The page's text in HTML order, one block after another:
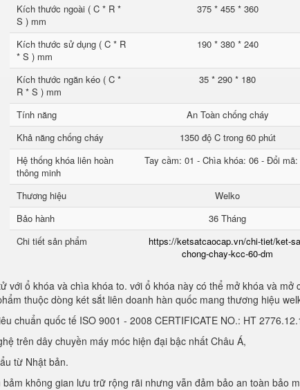
Kích thước ngoài ( C * R *
S ) mm
375 * 455 * 360
Kích thước sử dụng ( C * R
* S ) mm
190 * 380 * 240
Kích thước ngăn kéo ( C *
R * S ) mm
35 * 290 * 180
Tính năng
An Toàn chống cháy
Khả năng chống cháy
1350 độ C trong 60 phút
Hệ thống khóa liên hoàn
thông minh
Tay cầm: 01 - Chìa khóa: 06 - Đổi mã:
Thương hiệu
Welko
Bảo hành
36 Tháng
Chi tiết sản phẩm
https://ketsatcaocap.vn/chi-tiet/ket-
chong-chay-kcc-60-dm
với ổ khóa và chìa khóa to. với ổ khóa này có thể mở khóa và mở
thuộc dòng két sắt liên doanh hàn quốc mang thương hiệu
chuẩn quốc tế ISO 9001 - 2008 CERTIFICATE NO.: HT
trên dây chuyền máy móc hiện đại bậc nhất Châu Á,
từ Nhật bản.
không gian lưu trữ rộng rãi nhưng vẫn đảm bảo an toàn bảo